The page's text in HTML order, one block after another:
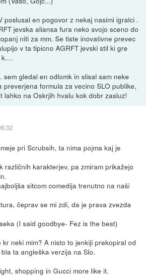
poslusal en pogovor z nekaj nasimi igralci .
jevska aliansa fura neko svojo sceno do
niti za mm. Se tiste inovativne prevec
v ta tipicno AGRFT jevski stil ki gre
sem gledal en odlomk in slisal sam neke
preverjena formula za vecino SLO publike,
lahko na Oskrjih hvalu kok dobr zasluz!
pri Scrubsih, ta nima pojma kaj je
različnih karakterjev, pa zmiram prikažejo
sitcom comedija trenutno na naši
čeprav se mi zdi, da je prava zvezda
(I said goodbye- Fez is the best)
neki mim? A nisto to jenkiji prekopiral od
ta angleška verzija na Slo.
shopping in Gucci more like it.